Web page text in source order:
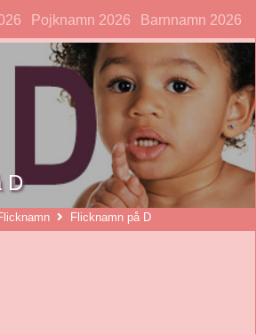
Pojknamn 2026 Barnnamn 2026
D
Flicknamn på D